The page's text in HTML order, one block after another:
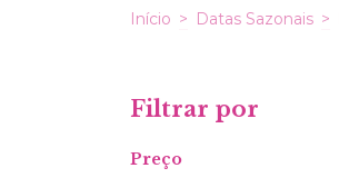
Início > Datas Sazonais >
Filtrar por
Preço